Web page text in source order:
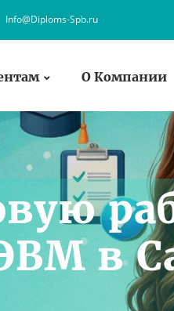
Info@Diploms-Spb.ru
О Компании
в